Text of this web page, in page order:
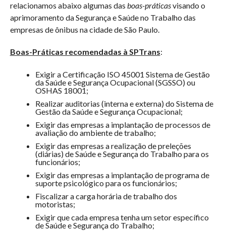
relacionamos abaixo algumas das boas-práticasvisando o
aprimoramento da Segurança e Saúde no Trabalho das
empresas de ônibus na cidade de São Paulo.
Boas-Práticas recomendadas à SPTrans:
Exigir a Certificação ISO 45001 Sistema de Gestão
da Saúde e Segurança Ocupacional (SGSSO) ou
OSHAS 18001;
Realizar auditorias (interna e externa) do Sistema de
Gestão da Saúde e Segurança Ocupacional;
Exigir das empresas a implantação de processos de
avaliação do ambiente de trabalho;
Exigir das empresas a realização de preleções
(diárias) de Saúde e Segurança do Trabalho para os
funcionários;
Exigir das empresas a implantação de programa de
suporte psicológico para os funcionários;
Fiscalizar a carga horária de trabalho dos
motoristas;
Exigir que cada empresa tenha um setor específico
de Saúde e Segurança do Trabalho;